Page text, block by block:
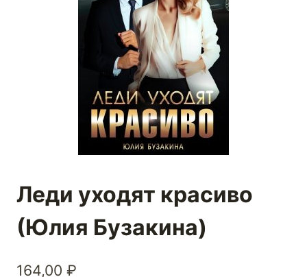
Леди уходят красиво
(Юлия Бузакина)
164,00 ₽